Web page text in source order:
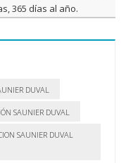
365 días al año.
DUVAL
SAUNIER DUVAL
SAUNIER DUVAL